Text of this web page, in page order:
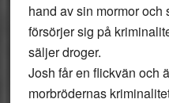
hand av sin mormor och
försörjer sig på
säljer droger.
Josh får en flickvän och
morbrödernas